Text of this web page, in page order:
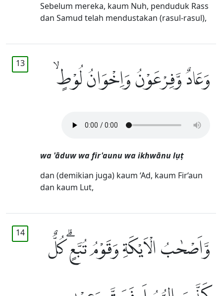
Sebelum mereka, kaum Nuh, penduduk Rass
dan Samud telah mendustakan (rasul-rasul),
13
وَعَادٌ وَّفِرْعَوْنُ وَاِخْوَانُ لُوْطٍۙ
wa 'āduw wa fir'aunu wa ikhwānu lụṭ
dan (demikian juga) kaum ‘Ad, kaum Fir‘aun
dan kaum Lut,
14
وَّاَصْحٰبُ الْاَيْكَةِ وَقَوْمُ تُبَّعٍۗ كُلٌّ